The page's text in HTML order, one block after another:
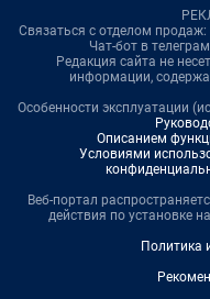
Связаться с отделом продаж:
Чат-бот в
Редакция сайта не
информации,
Особенности эксплуатации
Описанием
Условиями
Веб-портал
действия по установке
Политика